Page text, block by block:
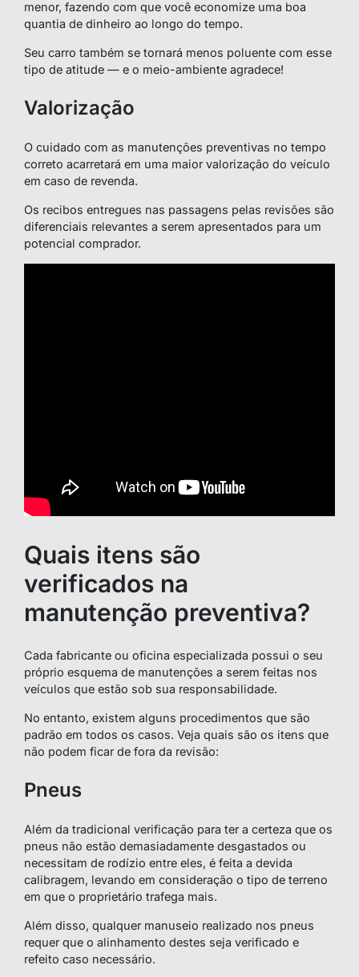
menor, fazendo com que você economize uma boa
quantia de dinheiro ao longo do tempo.
Seu carro também se tornará menos poluente com esse
tipo de atitude — e o meio-ambiente agradece!
Valorização
O cuidado com as manutenções preventivas no tempo
correto acarretará em uma maior valorização do veículo
em caso de revenda.
Os recibos entregues nas passagens pelas revisões são
diferenciais relevantes a serem apresentados para um
potencial comprador.
Quais itens são
verificados na
manutenção preventiva?
Cada fabricante ou oficina especializada possui o seu
próprio esquema de manutenções a serem feitas nos
veículos que estão sob sua responsabilidade.
No entanto, existem alguns procedimentos que são
padrão em todos os casos. Veja quais são os itens que
não podem ficar de fora da revisão:
Pneus
Além da tradicional verificação para ter a certeza que os
pneus não estão demasiadamente desgastados ou
necessitam de rodízio entre eles, é feita a devida
calibragem, levando em consideração o tipo de terreno
em que o proprietário trafega mais.
Além disso, qualquer manuseio realizado nos pneus
requer que o alinhamento destes seja verificado e
refeito caso necessário.